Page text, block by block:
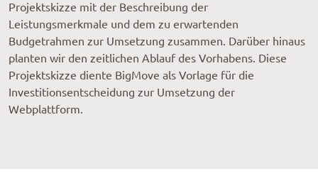
Projektskizze mit der Beschreibung der
Leistungsmerkmale und dem zu erwartenden
Budgetrahmen zur Umsetzung zusammen. Darüber hinaus
planten wir den zeitlichen Ablauf des Vorhabens. Diese
Projektskizze diente BigMove als Vorlage für die
Investitionsentscheidung zur Umsetzung der
Webplattform.